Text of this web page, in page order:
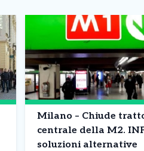
Milano – Chiude
centrale della M2.
soluzioni alternative